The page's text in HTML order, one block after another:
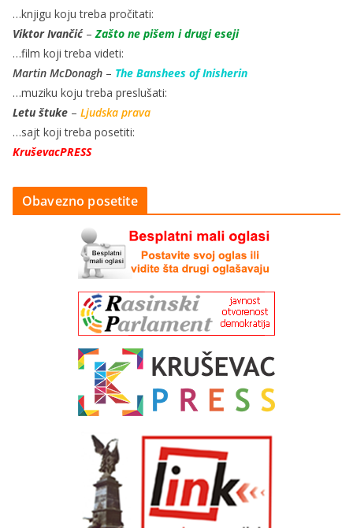
…knjigu koju treba pročitati:
Viktor Ivančić–Zašto ne pišem i drugi eseji
…film koji treba videti:
Martin McDonagh – The Banshees of Inisherin
…muziku koju treba preslušati:
Letu štuke – Ljudska prava
…sajt koji treba posetiti:
KruševacPRESS
Obavezno posetite